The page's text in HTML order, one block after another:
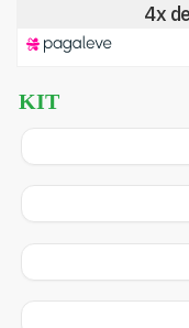
KIT